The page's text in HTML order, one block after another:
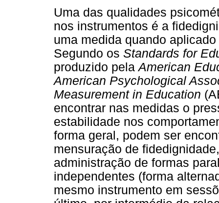
Uma das qualidades
nos instrumentos é a
uma medida quando
Segundo os Standards for
produzido pelaAmerican
American Psychological
Measurement in Education
encontrar nas medidas o
estabilidade nos
forma geral, podem ser
mensuração de
administração de formas
independentes (forma
mesmo instrumento em